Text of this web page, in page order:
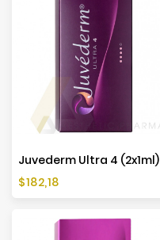
Juvederm Ultra 4 (2x1ml)
Cena
$182,18